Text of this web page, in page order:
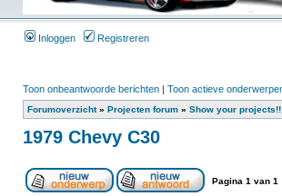
Inloggen Registreren
Toon onbeantwoorde berichten | Toon actieve
Forumoverzicht» Projecten forum » Show your projects!!
1979 Chevy C30
Pagina 1 van 1